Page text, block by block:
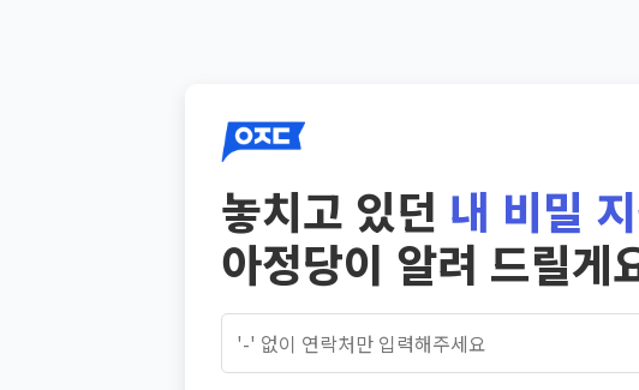
놓치고 있던 내 비밀
아정당이 알려 드릴게